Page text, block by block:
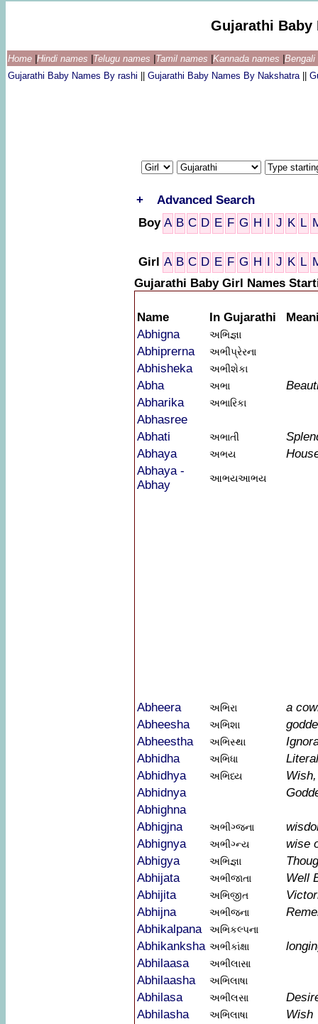
Gujarathi Baby
Home Hindi names Telugu names Tamil names Kannada names
Gujarathi Baby Names By rashi
Gujarathi Baby Names By Nakshatra
+
Advanced Search
Boy A B C D E F G H I J K L
Girl A B C D E F G H I J K L
Gujarathi Baby Girl Names
Name In Gujarathi
Abhigna
અભિજ્ઞા
Abhiprerna અભીપ્રેરના
Abhisheka અભીશેકા
Abha અભા
Abharika
અભારિકા
Abhasree
Abhati
અભાતી
Abhaya
અભય
Abhaya -
Abhay
આભયઆભય
Abheera અભિરા
a
Abheesha
અભિશા
Abheestha
અભિસ્થા
Abhidha
અભિધા
Abhidhya
અભિધ્ય
Abhidnya
Abhighna
Abhigjna
અભીગ્જના
Abhignya
અભીગ્ન્ય
wise
Abhigya
અભિજ્ઞા
Abhijata
અભીજાતા
Well
Abhijita
અભિજીત
Abhijna
અભીજના
Abhikalpana
અભિકલ્પના
Abhikanksha અભીકાંક્ષા
Abhilaasa
અભીલાસા
Abhilaasha અભિલાષા
Abhilasa અભીલસા
Abhilasha
અભિલાષા
Wish